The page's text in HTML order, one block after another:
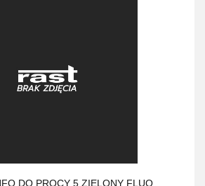
DO PROCY 5 ZIELONY FLUO